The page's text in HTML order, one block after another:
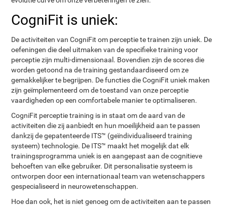
CogniFit is uniek:
De activiteiten van CogniFit om perceptie te trainen zijn uniek. De
oefeningen die deel uitmaken van de specifieke training voor
perceptie zijn multi-dimensionaal. Bovendien zijn de scores die
worden getoond na de training gestandaardiseerd om ze
gemakkelijker te begrijpen. De functies die CogniFit uniek maken
zijn geïmplementeerd om de toestand van onze perceptie
vaardigheden op een comfortabele manier te optimaliseren.
CogniFit perceptie training is in staat om de aard van de
activiteiten die zij aanbiedt en hun moeilijkheid aan te passen
dankzij de gepatenteerde ITS™ (geïndividualiseerd training
systeem) technologie. De ITS™ maakt het mogelijk dat elk
trainingsprogramma uniek is en aangepast aan de cognitieve
behoeften van elke gebruiker. Dit personalisatie systeem is
ontworpen door een internationaal team van wetenschappers
gespecialiseerd in neurowetenschappen.
Hoe dan ook, het is niet genoeg om de activiteiten aan te passen